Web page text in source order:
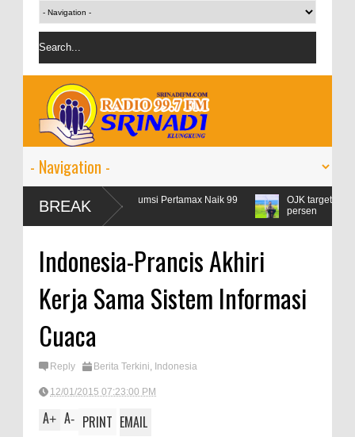
BREAK
Lebaran, Konsumsi Pertamax Naik 99
OJK targetkan kredit
persen
Indonesia-Prancis Akhiri
Kerja Sama Sistem Informasi
Cuaca
Reply Berita Terkini, Indonesia
12/01/2015 07:23:00 PM
A+ A- PRINT EMAIL